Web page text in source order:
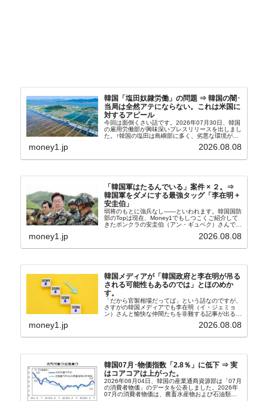
韓国「塩田奴隷労働」の問題 ⇒ 韓国の闇･
当局は全然アテにならない。これは米国に
対するアピール
今回は面倒くさい話です。2026年07月30日、韓国
の雇用労働部が興味深いプレスリリースを出しまし
た。↑韓国の塩田は島嶼部に多く、劣悪な環境が一
たといわれます（後述）。これは、いわゆる「塩田
money1.jp 2026.08.08
「韓国軍はたるんでいる」案件 × ２。⇒
韓国軍をダメにする最強タッグ「李在明 +
安圭伯」
弱将のもとに強兵なし――といわれます。韓国国防
部のTopは現在、Money1でもしつこくご紹介して
きたボンクラの安圭伯（アン・ギュベク）さんで
さんと「韓国初の文官上がり」の国防部長官安圭伯
money1.jp 2026.08.08
韓国メディアが「韓国政府と李在明が吊る
される可能性もあるのでは」とほのめか
す。
「だから官製相場だってば」という話なのですが、
さすがの韓国メディアでも李在明（イ・ジェミョ
ン）さんと愉快な仲間たちを非難する記事が出るよ
『朝鮮日報』に面白い記事が出ています。「東西南
money1.jp 2026.08.08
韓国07月･物価指数「2.8％」に低下 ⇒ 実
はコアコアは上がった。
2026年08月04日、韓国の産業通商資源部は「07月
の消費者物価」のデータを公表しました。2026年
07月の消費者物価は、農畜水産物および石油類の